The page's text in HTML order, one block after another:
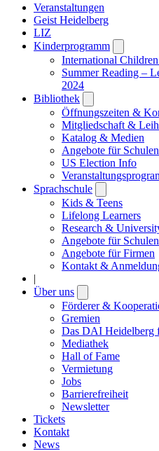
Veranstaltungen
Geist Heidelberg
LIZ
Kinderprogramm
submenu
International
Summer Reading –
2024
Bibliothek
submenu
Öffnungszeiten &
Mitgliedschaft &
Katalog & Medien
Angebote für Schulen
US Election Info
Sprachschule
submenu
Kids & Teens
Lifelong Learners
Research &
Angebote für Schulen
Angebote für Firmen
Kontakt &
|
Über uns
submenu
Förderer &
Gremien
Das DAI Heidelberg
Mediathek
Hall of Fame
Vermietung
Jobs
Barrierefreiheit
Newsletter
Tickets
Kontakt
News